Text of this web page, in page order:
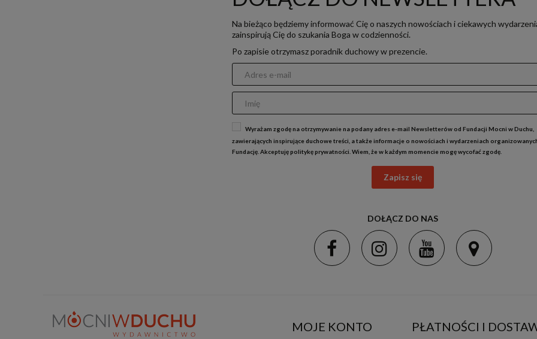
Na bieżąco będziemy informować Cię o naszych nowościach i ciekawych
zainspirują Cię do szukania Boga w codzienności.
Po zapisie otrzymasz poradnik duchowy w prezencie.
Wyrażam zgodę na otrzymywanie na podany adres e-mail Newsletterów od Fundacji Mocni w Duchu,
zawierających inspirujące duchowe treści, a także informacje o nowościach i wydarzeniach
Fundację. Akceptujępolitykę prywatności. Wiem, że w każdym momencie mogę wycofać zgodę.
Zapisz się
DOŁĄCZ DO NAS
MOJE KONTO PŁATNOŚCI I